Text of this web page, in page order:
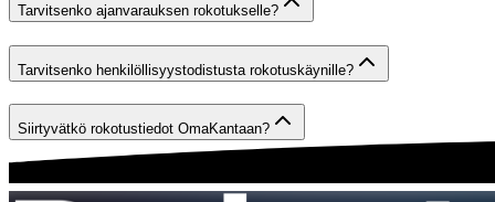
Tarvitsenko ajanvarauksen rokotukselle?
Tarvitsenko henkilöllisyystodistusta rokotuskäynille?
Siirtyvätkö rokotustiedot OmaKantaan?